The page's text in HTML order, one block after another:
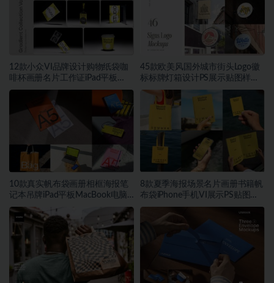
12款小众VI品牌设计购物纸袋咖
啡杯画册名片工作证iPad平板
MacBook电脑iPhone手机贴图
45款欧美风国外城市街头Logo徽
标标牌灯箱设计PS展示贴图样机
模板
10款真实帆布袋画册相框海报笔
记本吊牌iPad平板MacBook电脑
Vi贴图PSD样机模板
8款夏季海报场景名片画册书籍帆
布袋iPhone手机VI展示PS贴图样
机模板